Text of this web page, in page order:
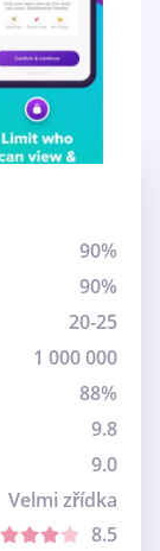
90%
90%
20-25
1 000 000
88%
9.8
9.0
Velmi zřídka
8.5